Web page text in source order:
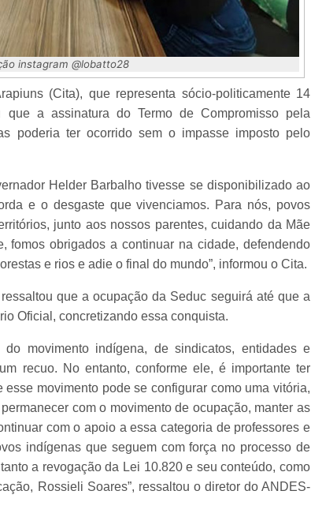
instagram @lobatto28
(Cita), que representa sócio-politicamente 14
a assinatura do Termo de Compromisso pela
poderia ter ocorrido sem o impasse imposto pelo
Helder Barbalho tivesse se disponibilizado ao
e o desgaste que vivenciamos. Para nós, povos
junto aos nossos parentes, cuidando da Mãe
fomos obrigados a continuar na cidade, defendendo
e rios e adie o final do mundo”, informou o Cita.
que a ocupação da Seduc seguirá até que a
Oficial, concretizando essa conquista.
movimento indígena, de sindicatos, entidades e
recuo. No entanto, conforme ele, é importante ter
movimento pode se configurar como uma vitória,
com o movimento de ocupação, manter as
com o apoio a essa categoria de professores e
indígenas que seguem com força no processo de
a revogação da Lei 10.820 e seu conteúdo, como
Rossieli Soares”, ressaltou o diretor do ANDES-